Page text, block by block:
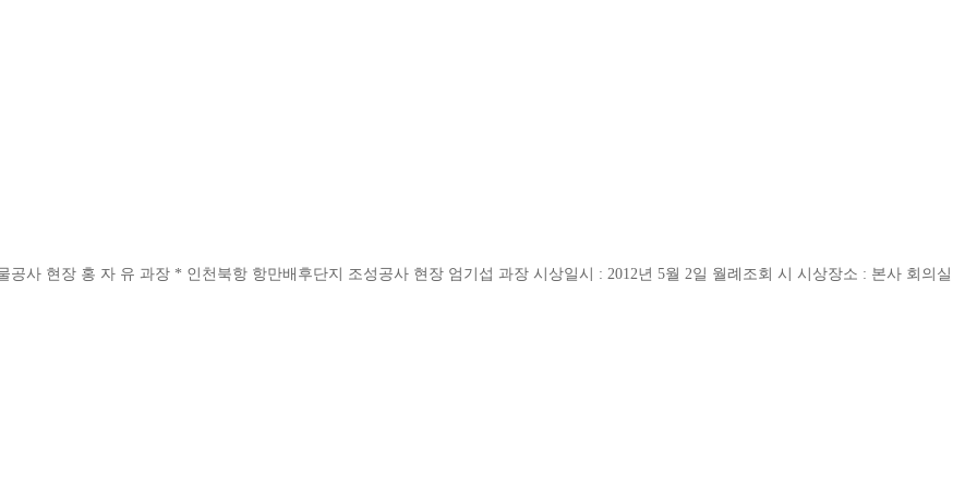
사 현장 홍 자 유 과장 * 인천북항 항만배후단지 조성공사 현장 엄기섭 과장 시상일시 : 2012년 5월 2일 월례조회 시 시상장소 : 본사 회의실